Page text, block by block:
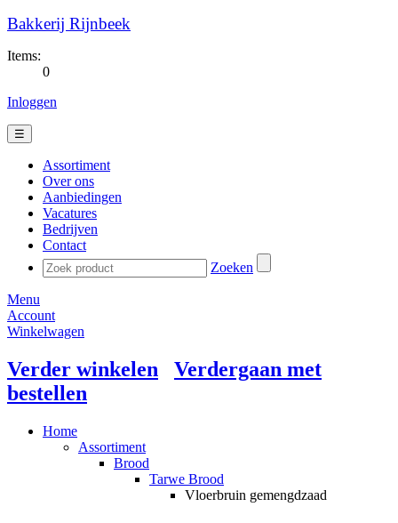
Bakkerij Rijnbeek
Items:
0
Inloggen
☰
Assortiment
Over ons
Aanbiedingen
Vacatures
Bedrijven
Contact
Zoeken
Menu
Account
Winkelwagen
Verder winkelen
Verdergaan met
bestellen
Home
Assortiment
Brood
Tarwe Brood
Vloerbruin gemengdzaad